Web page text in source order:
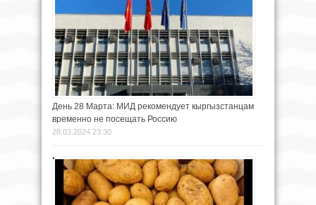
День 28 Марта: МИД рекомендует кыргызстанцам
временно не посещать Россию
28.03.2024 23:30